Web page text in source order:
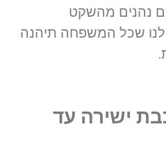
נהנים מהשקט
לנו שכל המשפחה תיהנה
ישירה עד